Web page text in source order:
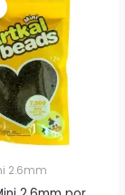
2.6mm